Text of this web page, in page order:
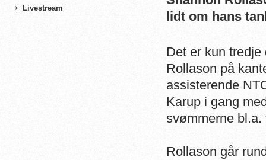
Livestream
lidt om hans
Det er kun
Rollason på
assisterende
Karup i gang
svømmerne
Rollason går